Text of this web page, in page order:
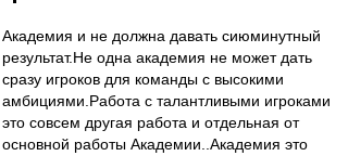
Академия и не должна давать сиюминутный
результат.Не одна академия не может дать
сразу игроков для команды с высокими
амбициями.Работа с талантливыми игроками
это совсем другая работа и отдельная от
основной работы Академии..Академия это